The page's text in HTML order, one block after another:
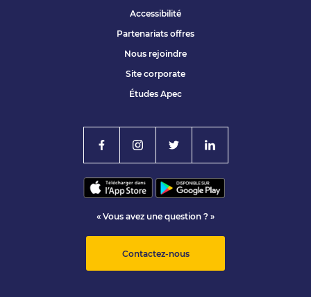
Accessibilité
Partenariats offres
Nous rejoindre
Site corporate
Études Apec
« Vous avez une question ? »
Contactez-nous